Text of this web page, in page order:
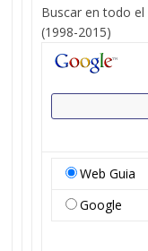
Buscar en todo el
(1998-2015)
Web Guia
Google